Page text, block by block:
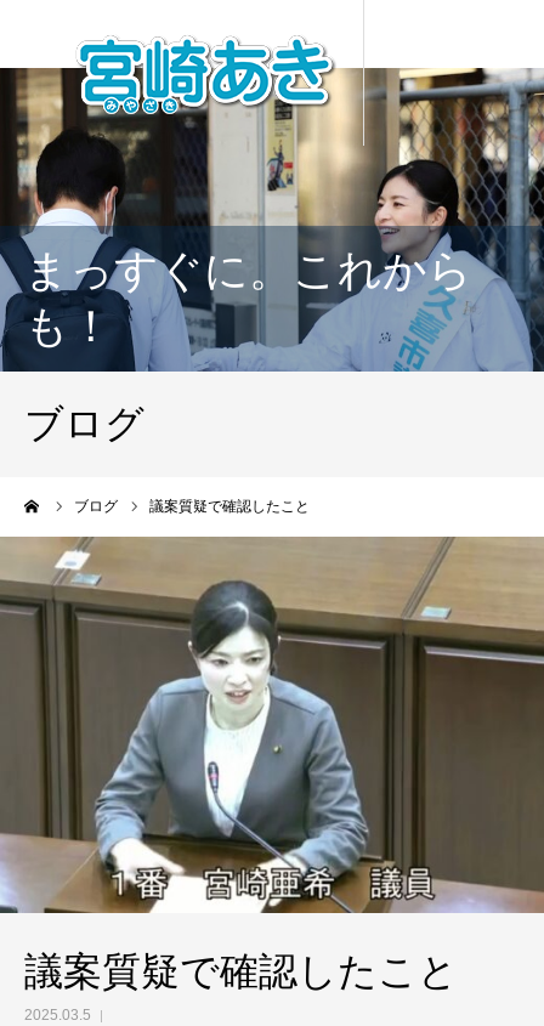
まっすぐに。これから
も！
ブログ
ブログ 議案質疑で確認したこと
議案質疑で確認したこと
2025.03.5